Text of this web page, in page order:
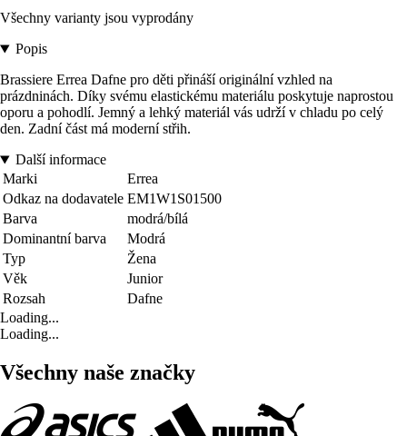
Všechny varianty jsou vyprodány
Popis
Brassiere Errea Dafne pro děti přináší originální vzhled na
prázdninách. Díky svému elastickému materiálu poskytuje naprostou
oporu a pohodlí. Jemný a lehký materiál vás udrží v chladu po celý
den. Zadní část má moderní střih.
Další informace
Marki
Errea
Odkaz na dodavatele EM1W1S01500
Barva
modrá/bílá
Dominantní barva
Modrá
Typ
Žena
Věk
Junior
Rozsah
Dafne
Loading...
Loading...
Všechny naše značky